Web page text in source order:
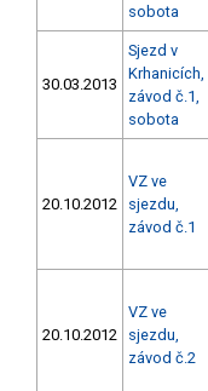
sobota
30.03.2013
Sjezd v
Krhanicích,
závod č.1,
sobota
20.10.2012
VZ ve
sjezdu,
závod č.1
20.10.2012
VZ ve
sjezdu,
závod č.2